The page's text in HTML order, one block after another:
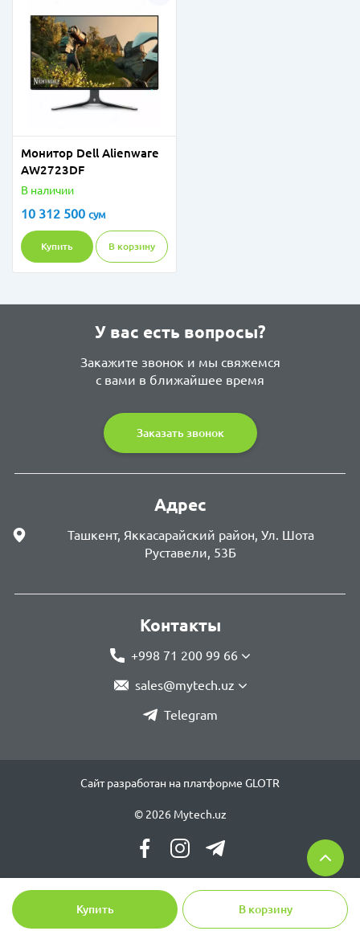
Купить В корзину
Монитор Dell Alienware
AW2723DF
В наличии
10 312 500 сум
Купить В корзину
У вас есть вопросы?
Закажите звонок и мы свяжемся
с вами в ближайшее время
Заказать звонок
Адрес
Ташкент, Яккасарайский район, Ул. Шота
Руставели, 53Б
Контакты
+998 71 200 99 66
sales@mytech.uz
Telegram
Сайт разработан на платформе GLOTR
© 2026 Mytech.uz